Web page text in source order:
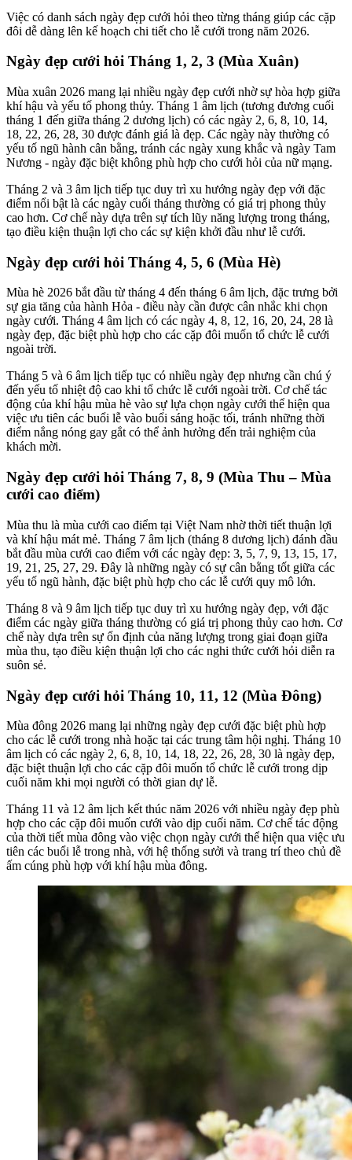
Việc có danh sách ngày đẹp cưới hỏi theo từng tháng giúp các cặp
đôi dễ dàng lên kế hoạch chi tiết cho lễ cưới trong năm 2026.
Ngày đẹp cưới hỏi Tháng 1, 2, 3 (Mùa Xuân)
Mùa xuân 2026 mang lại nhiều ngày đẹp cưới nhờ sự hòa hợp giữa
khí hậu và yếu tố phong thủy. Tháng 1 âm lịch (tương đương cuối
tháng 1 đến giữa tháng 2 dương lịch) có các ngày 2, 6, 8, 10, 14,
18, 22, 26, 28, 30 được đánh giá là đẹp. Các ngày này thường có
yếu tố ngũ hành cân bằng, tránh các ngày xung khắc và ngày Tam
Nương - ngày đặc biệt không phù hợp cho cưới hỏi của nữ mạng.
Tháng 2 và 3 âm lịch tiếp tục duy trì xu hướng ngày đẹp với đặc
điểm nổi bật là các ngày cuối tháng thường có giá trị phong thủy
cao hơn. Cơ chế này dựa trên sự tích lũy năng lượng trong tháng,
tạo điều kiện thuận lợi cho các sự kiện khởi đầu như lễ cưới.
Ngày đẹp cưới hỏi Tháng 4, 5, 6 (Mùa Hè)
Mùa hè 2026 bắt đầu từ tháng 4 đến tháng 6 âm lịch, đặc trưng bởi
sự gia tăng của hành Hỏa - điều này cần được cân nhắc khi chọn
ngày cưới. Tháng 4 âm lịch có các ngày 4, 8, 12, 16, 20, 24, 28 là
ngày đẹp, đặc biệt phù hợp cho các cặp đôi muốn tổ chức lễ cưới
ngoài trời.
Tháng 5 và 6 âm lịch tiếp tục có nhiều ngày đẹp nhưng cần chú ý
đến yếu tố nhiệt độ cao khi tổ chức lễ cưới ngoài trời. Cơ chế tác
động của khí hậu mùa hè vào sự lựa chọn ngày cưới thể hiện qua
việc ưu tiên các buổi lễ vào buổi sáng hoặc tối, tránh những thời
điểm nắng nóng gay gắt có thể ảnh hưởng đến trải nghiệm của
khách mời.
Ngày đẹp cưới hỏi Tháng 7, 8, 9 (Mùa Thu – Mùa
cưới cao điểm)
Mùa thu là mùa cưới cao điểm tại Việt Nam nhờ thời tiết thuận lợi
và khí hậu mát mẻ. Tháng 7 âm lịch (tháng 8 dương lịch) đánh đầu
bắt đầu mùa cưới cao điểm với các ngày đẹp: 3, 5, 7, 9, 13, 15, 17,
19, 21, 25, 27, 29. Đây là những ngày có sự cân bằng tốt giữa các
yếu tố ngũ hành, đặc biệt phù hợp cho các lễ cưới quy mô lớn.
Tháng 8 và 9 âm lịch tiếp tục duy trì xu hướng ngày đẹp, với đặc
điểm các ngày giữa tháng thường có giá trị phong thủy cao hơn. Cơ
chế này dựa trên sự ổn định của năng lượng trong giai đoạn giữa
mùa thu, tạo điều kiện thuận lợi cho các nghi thức cưới hỏi diễn ra
suôn sẻ.
Ngày đẹp cưới hỏi Tháng 10, 11, 12 (Mùa Đông)
Mùa đông 2026 mang lại những ngày đẹp cưới đặc biệt phù hợp
cho các lễ cưới trong nhà hoặc tại các trung tâm hội nghị. Tháng 10
âm lịch có các ngày 2, 6, 8, 10, 14, 18, 22, 26, 28, 30 là ngày đẹp,
đặc biệt thuận lợi cho các cặp đôi muốn tổ chức lễ cưới trong dịp
cuối năm khi mọi người có thời gian dự lễ.
Tháng 11 và 12 âm lịch kết thúc năm 2026 với nhiều ngày đẹp phù
hợp cho các cặp đôi muốn cưới vào dịp cuối năm. Cơ chế tác động
của thời tiết mùa đông vào việc chọn ngày cưới thể hiện qua việc ưu
tiên các buổi lễ trong nhà, với hệ thống sưởi và trang trí theo chủ đề
ấm cúng phù hợp với khí hậu mùa đông.